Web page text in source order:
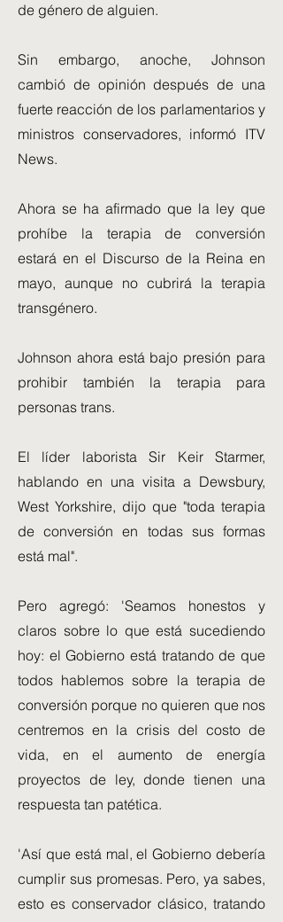
de género de alguien.
Sin embargo, anoche, Johnson
cambió de opinión después de una
fuerte reacción de los parlamentarios y
ministros conservadores, informó ITV
News.
Ahora se ha afirmado que la ley que
prohíbe la terapia de conversión
estará en el Discurso de la Reina en
mayo, aunque no cubrirá la terapia
transgénero.
Johnson ahora está bajo presión para
prohibir también la terapia para
personas trans.
El líder laborista Sir Keir Starmer,
hablando en una visita a Dewsbury,
West Yorkshire, dijo que "toda terapia
de conversión en todas sus formas
está mal".
Pero agregó: 'Seamos honestos y
claros sobre lo que está sucediendo
hoy: el Gobierno está tratando de que
todos hablemos sobre la terapia de
conversión porque no quieren que nos
centremos en la crisis del costo de
vida, en el aumento de energía
proyectos de ley, donde tienen una
respuesta tan patética.
'Así que está mal, el Gobierno debería
cumplir sus promesas. Pero, ya sabes,
esto es conservador clásico, tratando